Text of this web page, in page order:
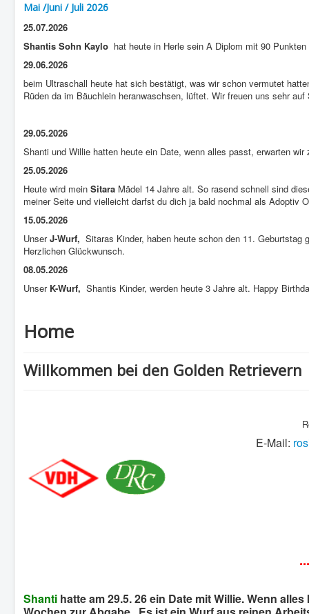
Mai /Juni / Juli 2026
25.07.2026
Shantis Sohn Kaylo hat heute in Herle sein A Diplom mit 90
29.06.2026
beim Ultraschall heute hat sich bestätigt, was wir schon vermutet
Rüden da im Bäuchlein heranwaschsen, lüftet. Wir freuen uns sehr
29.05.2026
Shanti und Willie hatten heute ein Date, wenn alles passt, erwarten
25.05.2026
Heute wird mein Sitara Mädel 14 Jahre alt. So rasend schnell sind
meiner Seite und vielleicht darfst du dich ja bald nochmal als Adoptiv
15.05.2026
UnserJ-Wurf, Sitaras Kinder, haben heute schon den 11.
Herzlichen Glückwunsch.
08.05.2026
Unser K-Wurf, Shantis Kinder, werden heute 3 Jahre alt. Happy
Home
Willkommen bei den Golden Retrievern
E-Mail:
Shanti hatte am 29.5. 26 ein Date mit Willie. Wenn